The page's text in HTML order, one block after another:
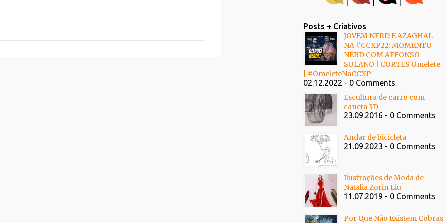
Posts + Criativos
JOVEM NERD E AZAGHAL
NA #CCXP22: MOMENTO
NERD COM AFFONSO
SOLANO | CORTES Omelete
| #OmeleteNaCCXP
02.12.2022 - 0 Comments
Escultura de carro com
caneta 3D
23.09.2016 - 0 Comments
Andar de bicicleta
21.09.2023 - 0 Comments
Ilustrações de Moda de
Natalia Zorin Liu
11.07.2019 - 0 Comments
Por Que Não Existem Cobras